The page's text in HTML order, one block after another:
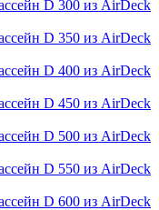
D 300 из AirDeck
D 350 из AirDeck
D 400 из AirDeck
D 450 из AirDeck
D 500 из AirDeck
D 550 из AirDeck
D 600 из AirDeck